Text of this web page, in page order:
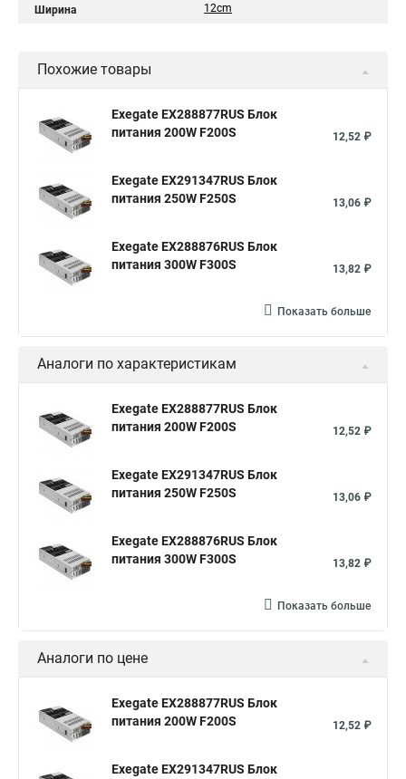
Ширина 12cm
Похожие товары
Exegate EX288877RUS Блок
питания 200W F200S
12,52 ₽
Exegate EX291347RUS Блок
питания 250W F250S
13,06 ₽
Exegate EX288876RUS Блок
питания 300W F300S
13,82 ₽
Показать больше
Аналоги по характеристикам
Exegate EX288877RUS Блок
питания 200W F200S
12,52 ₽
Exegate EX291347RUS Блок
питания 250W F250S
13,06 ₽
Exegate EX288876RUS Блок
питания 300W F300S
13,82 ₽
Показать больше
Аналоги по цене
Exegate EX288877RUS Блок
питания 200W F200S
12,52 ₽
Exegate EX291347RUS Блок